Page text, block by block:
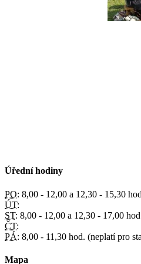
Úřední hodiny
PO: 8,00 - 12,00 a 12,30 - 15,30
ÚT:
ST: 8,00 - 12,00 a 12,30 - 17,00
ČT:
PÁ: 8,00 - 11,30 hod. (neplatí pro
Mapa